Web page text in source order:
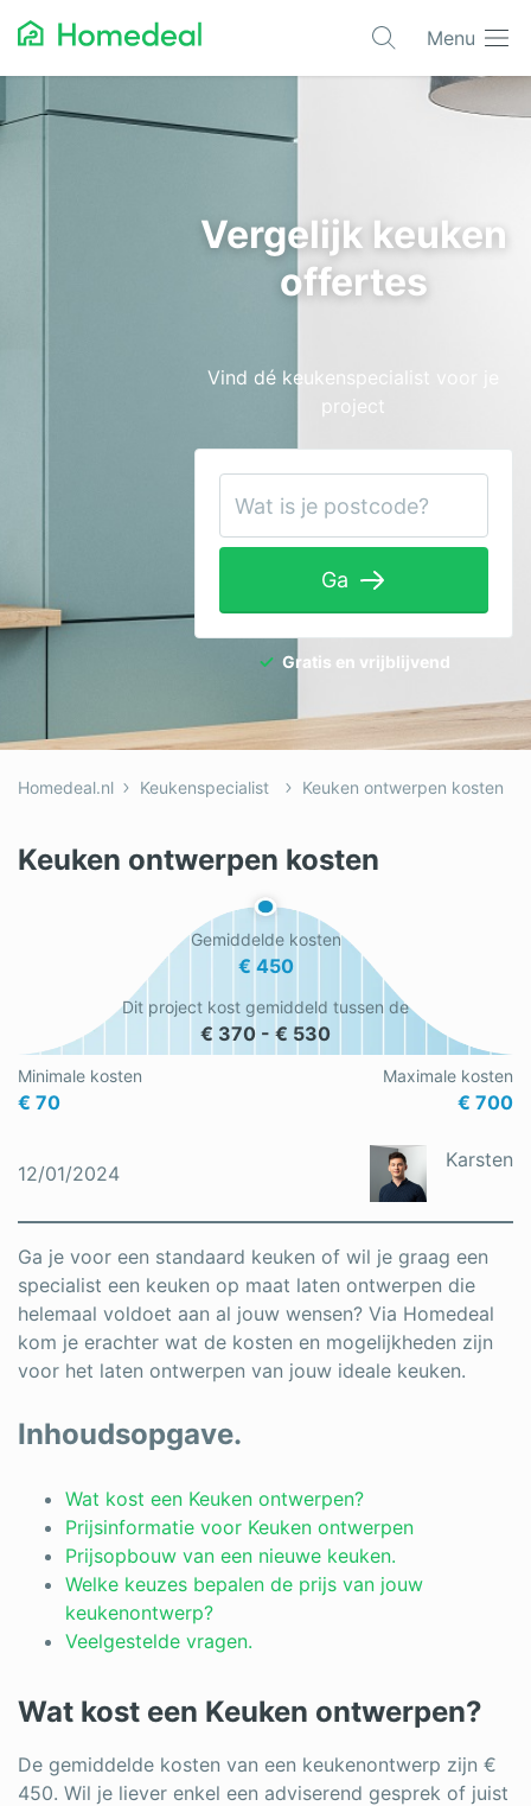
Menu
Populaire projecten
Ventilatie
Zonnepanelen
Overige projecten
Vergelijk keuken
offertes
Vind dé keukenspecialist voor je
project
Ga
Gratis en vrijblijvend
Homedeal.nl Keukenspecialist Keuken ontwerpen kosten
Keuken ontwerpen kosten
Minimale kosten
€ 70
Gemiddelde kosten
€ 450
Maximale kosten
€ 700
Dit project kost gemiddeld tussen de
€ 370 - € 530
12/01/2024
Karsten
Ga je voor een standaard keuken of wil je graag een
specialist een keuken op maat laten ontwerpen die
helemaal voldoet aan al jouw wensen? Via Homedeal
kom je erachter wat de kosten en mogelijkheden zijn
voor het laten ontwerpen van jouw ideale keuken.
Inhoudsopgave.
Wat kost een Keuken ontwerpen?
Prijsinformatie voor Keuken ontwerpen
Prijsopbouw van een nieuwe keuken.
Welke keuzes bepalen de prijs van jouw
keukenontwerp?
Veelgestelde vragen.
Wat kost een Keuken ontwerpen?
De gemiddelde kosten van een keukenontwerp zijn €
450. Wil je liever enkel een adviserend gesprek of juist